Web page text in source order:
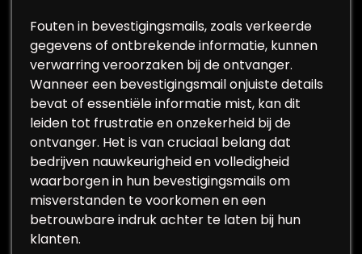
Fouten in bevestigingsmails, zoals verkeerde
gegevens of ontbrekende informatie, kunnen
verwarring veroorzaken bij de ontvanger.
Wanneer een bevestigingsmail onjuiste details
bevat of essentiële informatie mist, kan dit
leiden tot frustratie en onzekerheid bij de
ontvanger. Het is van cruciaal belang dat
bedrijven nauwkeurigheid en volledigheid
waarborgen in hun bevestigingsmails om
misverstanden te voorkomen en een
betrouwbare indruk achter te laten bij hun
klanten.